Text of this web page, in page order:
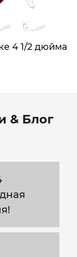
4 1/2 дюйма
& Блог